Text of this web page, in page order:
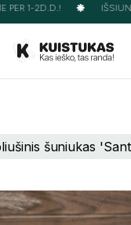
PER 1-2D.D.!
šuniukas